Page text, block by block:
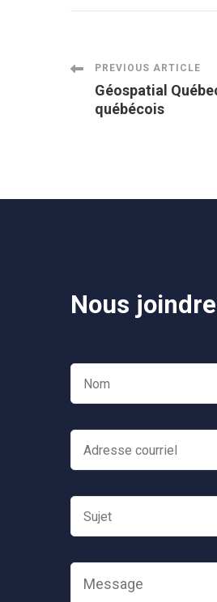
Post
Navigation
PREVIOUS ARTICLE
Géospatial
québécois
Nous joindre